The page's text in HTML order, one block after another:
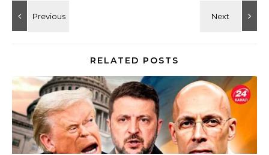
RELATED POSTS